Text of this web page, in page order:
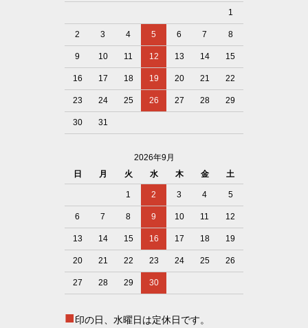
1
2 3 4 5 6 7 8
9 10 11 12 13 14 15
16 17 18 19 20 21 22
23 24 25 26 27 28 29
30 31
2026年9月
日
月 火 水 木 金 土
1 2 3 4 5
6 7 8 9 10 11 12
13 14 15 16 17 18 19
20 21 22 23 24 25 26
27 28 29 30
■印の日、水曜日は定休日です。